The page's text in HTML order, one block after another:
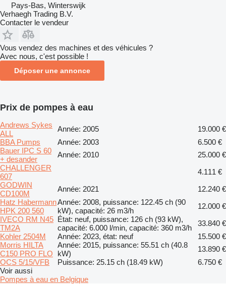
Pays-Bas, Winterswijk
Verhaegh Trading B.V.
Contacter le vendeur
Vous vendez des machines et des véhicules ?
Avec nous, c'est possible !
Déposer une annonce
Prix de pompes à eau
Andrews Sykes
ALL
Année: 2005
19.000 €
BBA Pumps
Année: 2003
6.500 €
Bauer IPC S 60
+ desander
Année: 2010
25.000 €
CHALLENGER
607
4.111 €
GODWIN
CD100M
Année: 2021
12.240 €
Hatz Habermann
HPK 200 560
Année: 2008, puissance: 122.45 ch (90
kW), capacité: 26 m3/h
12.000 €
IVECO RM N45
TM2A
État: neuf, puissance: 126 ch (93 kW),
capacité: 6.000 l/min, capacité: 360 m3/h
33.840 €
Kohler 2504M
Année: 2023, état: neuf
15.500 €
Morris HILTA
C150 PRO FLO
Année: 2015, puissance: 55.51 ch (40.8
kW)
13.890 €
OCS 5/15/VFB
Puissance: 25.15 ch (18.49 kW)
6.750 €
Voir aussi
Pompes à eau en Belgique